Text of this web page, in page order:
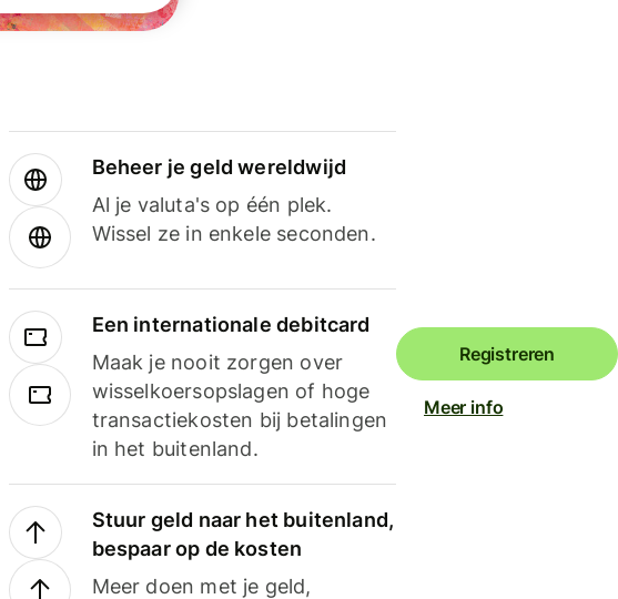
Beheer je geld wereldwijd
Al je valuta's op één plek.
Wissel ze in enkele seconden.
Een internationale debitcard
Maak je nooit zorgen over
wisselkoersopslagen of hoge
transactiekosten bij betalingen
in het buitenland.
Stuur geld naar het buitenland,
bespaar op de kosten
Meer doen met je geld,
Registreren
Meer info